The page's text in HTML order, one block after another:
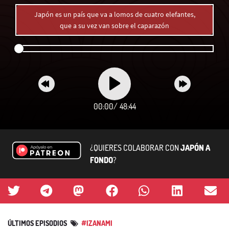
Japón es un país que va a lomos de cuatro elefantes,
que a su vez van sobre el caparazón
00:00/ 48:44
¿QUIERES COLABORAR CONJAPÓN A
FONDO?
ÚLTIMOS EPISODIOS #IZANAMI